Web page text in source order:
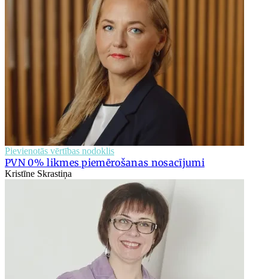
Pievienotās vērtības nodoklis
PVN 0% likmes piemērošanas nosacījumi
Kristīne Skrastiņa